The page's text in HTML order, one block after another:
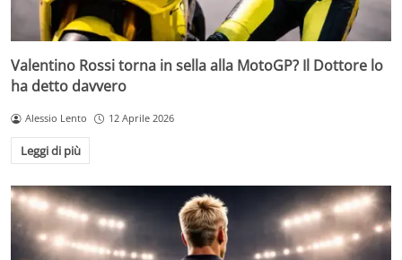
Valentino Rossi torna in sella alla MotoGP? Il Dottore lo
ha detto davvero
Alessio Lento 12 Aprile 2026
Leggi di più